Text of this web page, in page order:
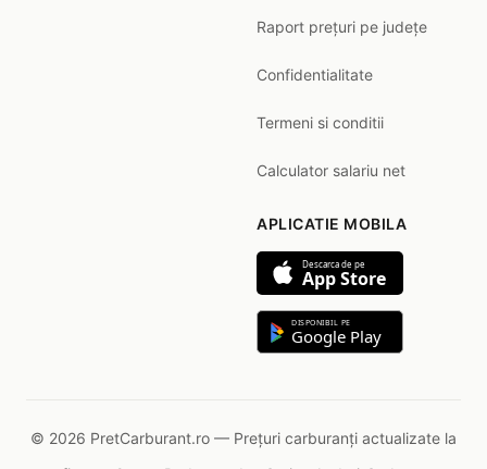
Raport prețuri pe județe
Confidentialitate
Termeni si conditii
Calculator salariu net
APLICATIE MOBILA
Descarca de pe
App Store
DISPONIBIL PE
Google Play
© 2026 PretCarburant.ro — Prețuri carburanți actualizate la